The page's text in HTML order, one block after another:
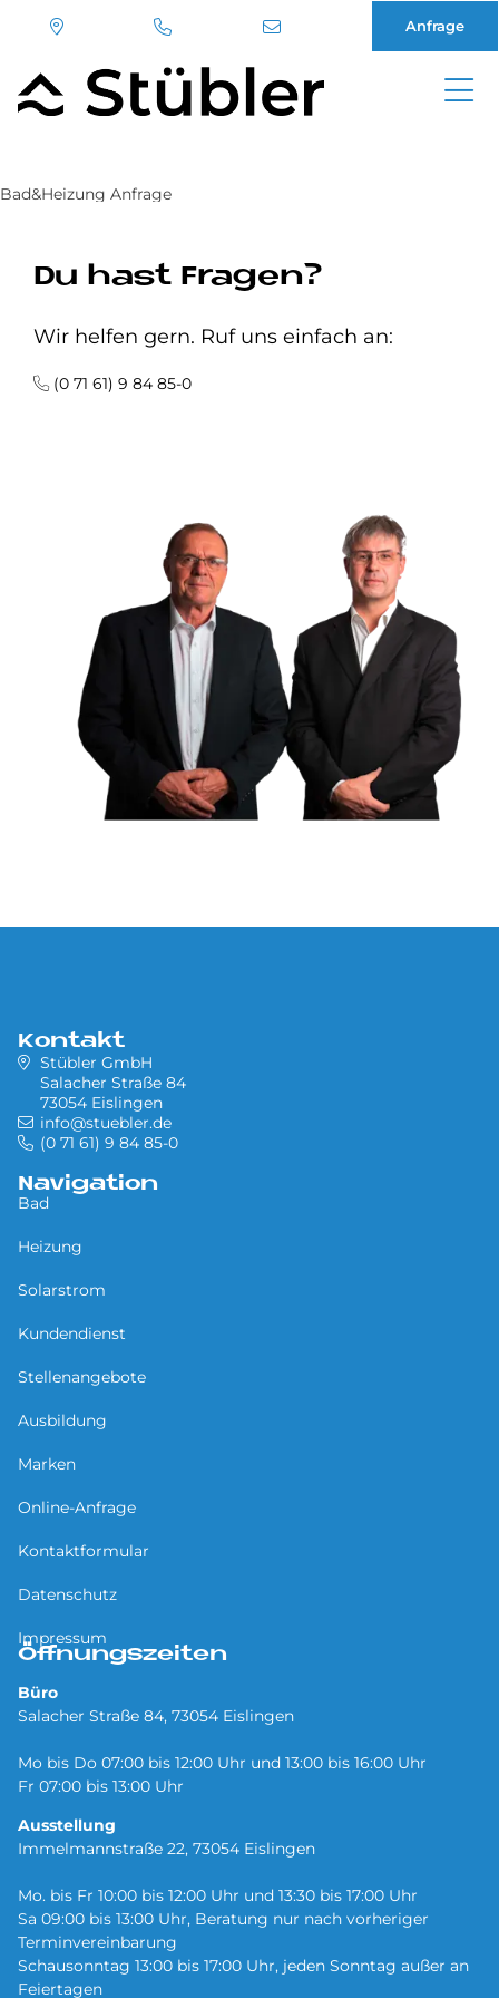
Anfrage
Bad&Heizung Anfrage
Du hast Fragen?
Wir helfen gern. Ruf uns einfach an:
(0 71 61) 9 84 85-0
Kontakt
Stübler GmbH
Salacher Straße 84
73054 Eislingen
info@stuebler.de
(0 71 61) 9 84 85-0
Navigation
Bad
Heizung
Solarstrom
Kundendienst
Stellenangebote
Ausbildung
Marken
Online-Anfrage
Kontaktformular
Datenschutz
Impressum
Öffnungszeiten
Büro
Salacher Straße 84, 73054 Eislingen
Mo bis Do 07:00 bis 12:00 Uhr und 13:00 bis 16:00 Uhr
Fr 07:00 bis 13:00 Uhr
Ausstellung
Immelmannstraße 22, 73054 Eislingen
Mo. bis Fr 10:00 bis 12:00 Uhr und 13:30 bis 17:00 Uhr
Sa 09:00 bis 13:00 Uhr, Beratung nur nach vorheriger
Terminvereinbarung
Schausonntag 13:00 bis 17:00 Uhr, jeden Sonntag außer an
Feiertagen